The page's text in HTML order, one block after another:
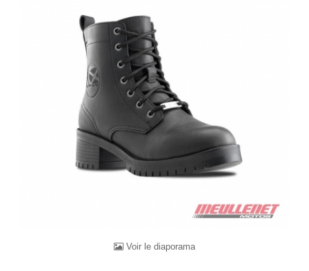
Voir le diaporama